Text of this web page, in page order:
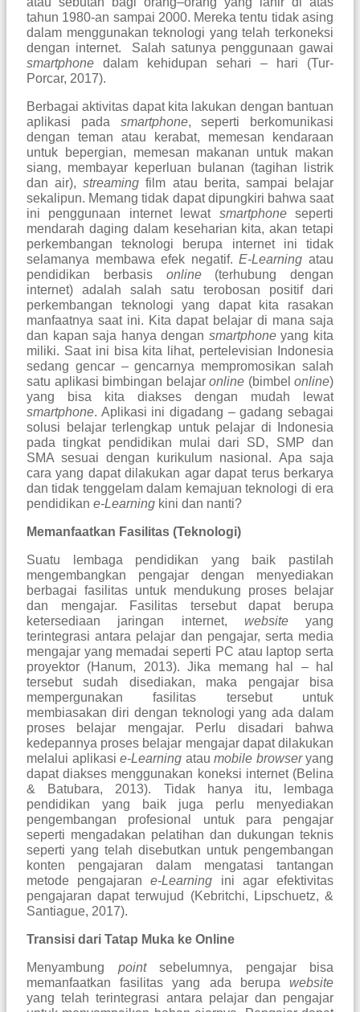
tahun 1980-an sampai 2000. Mereka tentu tidak asing
dalam menggunakan teknologi yang telah terkoneksi
dengan internet. Salah satunya penggunaangawai
smartphone dalam kehidupan sehari – hari
(Tur-
Porcar, 2017).
Berbagai aktivitas dapat kita lakukan dengan bantuan
aplikasi pada smartphone, seperti berkomunikasi
dengan teman atau kerabat, memesan kendaraan
untuk bepergian, memesan makanan untuk makan
siang, membayar keperluan bulanan (tagihan listrik
dan air),streaming film atau berita, sampai belajar
sekalipun. Memang tidak dapat dipungkiri bahwa saat
ini penggunaan internet lewat smartphoneseperti
mendarah daging dalam keseharian kita, akan tetapi
perkembangan teknologi berupa internet ini tidak
selamanya membawa efek negatif.E-Learningatau
pendidikan berbasis online (terhubung dengan
internet) adalah salah satu terobosan positif dari
perkembangan teknologi yang dapat kita rasakan
manfaatnya saat ini. Kita dapat belajar di mana saja
dan kapan saja hanya dengan smartphoneyang kita
miliki. Saat ini bisa kita lihat, pertelevisian Indonesia
sedang gencar – gencarnya mempromosikan salah
satu aplikasi bimbingan belajar online (bimbel online)
yang bisa kita diakses dengan mudah lewat
smartphone. Aplikasi ini digadang – gadang sebagai
solusi belajar terlengkap untuk pelajar di Indonesia
pada tingkat pendidikan mulai dari SD, SMP dan
SMA sesuai dengan kurikulum nasional. Apa saja
cara yang dapat dilakukan agar dapat terus berkarya
dan tidak tenggelam dalam kemajuan teknologi di era
pendidikan e-Learning kini dan nanti?
Memanfaatkan Fasilitas (Teknologi)
Suatu lembaga pendidikan yang baik pastilah
mengembangkan pengajar dengan menyediakan
berbagai fasilitas untuk mendukung proses belajar
dan mengajar. Fasilitas tersebut dapat berupa
ketersediaan jaringan internet, websiteyang
terintegrasi antara pelajar dan pengajar, serta media
mengajar yang memadai seperti PC atau laptop serta
proyektor (Hanum, 2013). Jika memang hal – hal
tersebut sudah disediakan, maka pengajar bisa
mempergunakan fasilitas tersebut untuk
membiasakan diri dengan teknologi yang ada dalam
proses belajar mengajar. Perlu disadari bahwa
kedepannya proses belajar mengajar dapat dilakukan
melalui aplikasi e-Learning atau mobile browseryang
dapat diakses menggunakan koneksi internet (Belina
& Batubara, 2013). Tidak hanya itu, lembaga
pendidikan yang baik juga perlu menyediakan
pengembangan profesional untuk para pengajar
seperti mengadakan pelatihan dan dukungan teknis
seperti yang telah disebutkan untuk pengembangan
konten pengajaran dalam mengatasi tantangan
metode pengajarane-Learning ini agar efektivitas
pengajaran dapat terwujud (Kebritchi, Lipschuetz, &
Santiague, 2017).
Transisi dari Tatap Muka ke Online
Menyambung pointsebelumnya, pengajar bisa
memanfaatkan fasilitas yang ada berupa website
yang telah terintegrasi antara pelajar dan pengajar